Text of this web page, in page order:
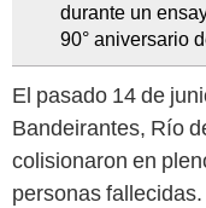
durante un
90° aniversario
El pasado 14 de
Bandeirantes, Río
colisionaron en
personas